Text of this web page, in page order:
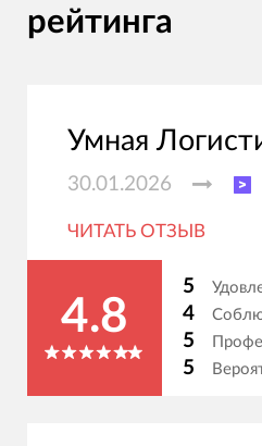
рейтинга
Умная
30.01.2026
ЧИТАТЬ ОТЗЫВ
4.8
5
4
5
5